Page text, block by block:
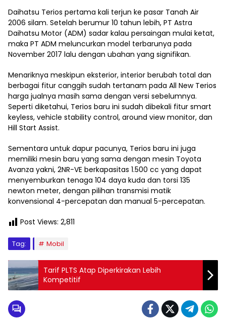
Daihatsu Terios pertama kali terjun ke pasar Tanah Air
2006 silam. Setelah berumur 10 tahun lebih, PT Astra
Daihatsu Motor (ADM) sadar kalau persaingan mulai ketat,
maka PT ADM meluncurkan model terbarunya pada
November 2017 lalu dengan ubahan yang signifikan.
Menariknya meskipun eksterior, interior berubah total dan
berbagai fitur canggih sudah tertanam pada All New Terios
harga jualnya masih sama dengan versi sebelumnya.
Seperti diketahui, Terios baru ini sudah dibekali fitur smart
keyless, vehicle stability control, around view monitor, dan
Hill Start Assist.
Sementara untuk dapur pacunya, Terios baru ini juga
memiliki mesin baru yang sama dengan mesin Toyota
Avanza yakni, 2NR-VE berkapasitas 1.500 cc yang dapat
menyemburkan tenaga 104 daya kuda dan torsi 135
newton meter, dengan pilihan transmisi matik
konvensional 4-percepatan dan manual 5-percepatan.
Post Views: 2,811
Tag: Mobil
Tarif PLTS Atap Diperkirakan Lebih
Kompetitif